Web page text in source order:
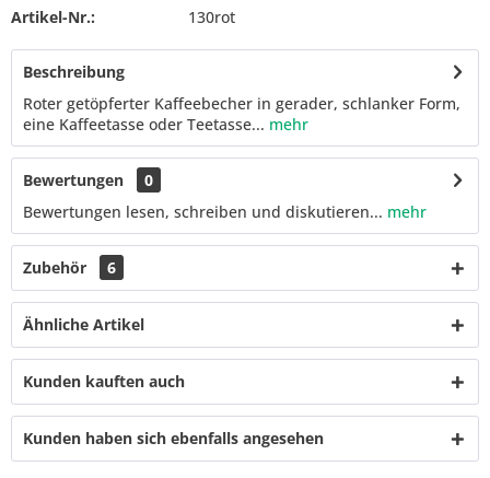
Artikel-Nr.: 130rot
Beschreibung
Roter getöpferter Kaffeebecher in gerader, schlanker Form,
eine Kaffeetasse oder Teetasse... mehr
Bewertungen
0
Bewertungen lesen, schreiben und diskutieren... mehr
Zubehör 6
Ähnliche Artikel
Kunden kauften auch
Kunden haben sich ebenfalls angesehen